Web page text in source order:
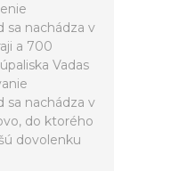
sa nachádza v
a 700
Vadas
sa nachádza v
do ktorého
dovolenku